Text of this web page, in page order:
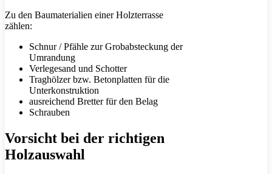
Zu den Baumaterialien einer Holzterrasse
zählen:
Schnur / Pfähle zur Grobabsteckung der
Umrandung
Verlegesand und Schotter
Traghölzer bzw. Betonplatten für die
Unterkonstruktion
ausreichend Bretter für den Belag
Schrauben
Vorsicht bei der richtigen
Holzauswahl